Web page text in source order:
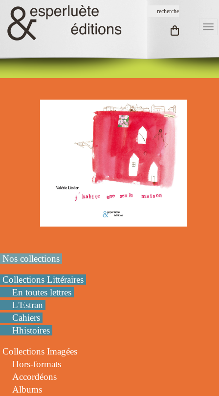
Nos collections
Collections Littéraires
En toutes lettres
L'Estran
Cahiers
Hhistoires
Collections Imagées
Hors-formats
Accordéons
Albums